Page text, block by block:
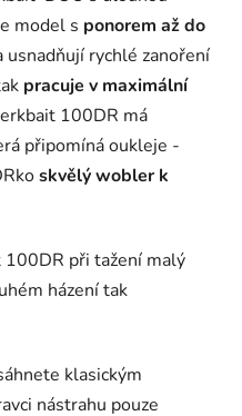
model s ponorem až do
rychlé zanoření
pracuje v maximální
100DR má
připomíná oukleje -
skvělý wobler k
100DR při tažení malý
házení tak
klasickým
nástrahu pouze